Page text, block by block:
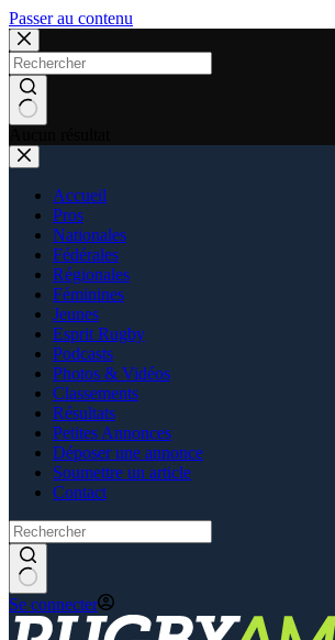
Passer au contenu
Accueil
Pros
Nationales
Fédérales
Régionales
Féminines
Jeunes
Esprit Rugby
Podcasts
Photos & Vidéos
Classements
Résultats
Petites Annonces
Déposer une annonce
Soumettre un article
Contact
Se connecter